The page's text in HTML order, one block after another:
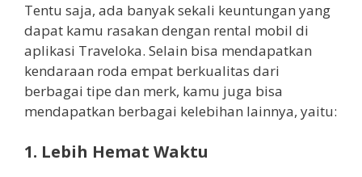
Tentu saja, ada banyak sekali keuntungan yang
dapat kamu rasakan dengan rental mobil di
aplikasi Traveloka. Selain bisa mendapatkan
kendaraan roda empat berkualitas dari
berbagai tipe dan merk, kamu juga bisa
mendapatkan berbagai kelebihan lainnya, yaitu:
1. Lebih Hemat Waktu